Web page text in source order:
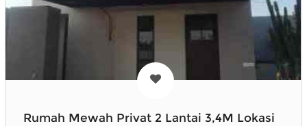
Rumah Mewah Privat 2 Lantai 3,4M Lokasi